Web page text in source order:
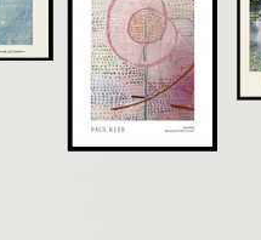
og moderskab, fordi det er
personligt plan – som både
Denne Bea Muller plakat
70 x 100 cm. Du har